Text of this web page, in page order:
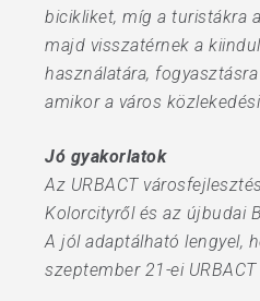
bicikliket, míg a turistákra
majd visszatérnek a
használatára,
amikor a város
Jó gyakorlatok
Az URBACT
Kolorcityről és az újbudai
A jól adaptálható lengyel,
szeptember 21-ei